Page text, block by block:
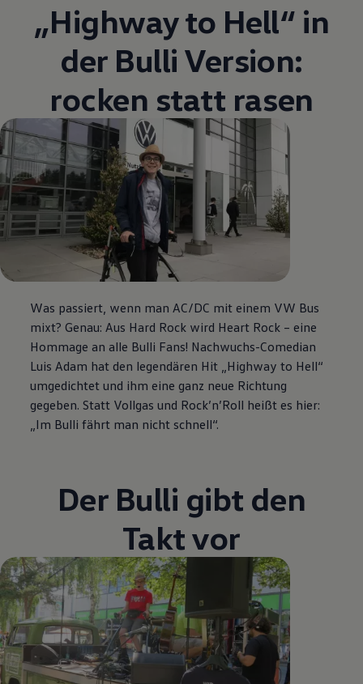
„Highway to Hell“ in
der Bulli Version:
rocken statt rasen
Was passiert, wenn man AC/DC mit einem VW Bus
mixt? Genau: Aus Hard Rock wird Heart Rock – eine
Hommage an alle Bulli Fans! Nachwuchs-Comedian
Luis Adam hat den legendären Hit „Highway to Hell“
umgedichtet und ihm eine ganz neue Richtung
gegeben. Statt Vollgas und Rock’n’Roll heißt es hier:
„Im Bulli fährt man nicht schnell“.
Der Bulli gibt den
Takt vor